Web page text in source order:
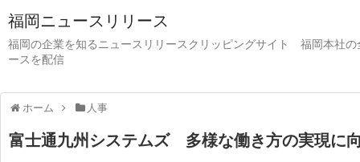
福岡ニュースリリース
福岡の企業を知るニュースリリースクリッピングサイト 福岡本社
ースを配信
ホーム 人事
富士通九州システムズ 多様な働き方の実現に